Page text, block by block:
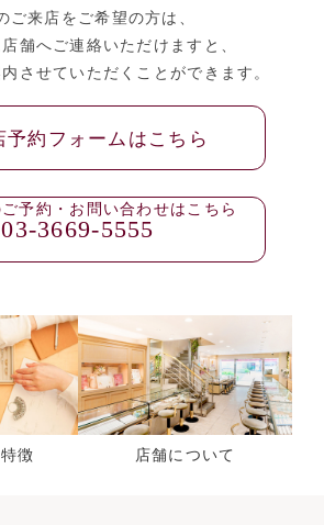
ご来店をご希望の方は、
舗へご連絡いただけますと、
させていただくことができます。
予約フォームはこちら
予約・お問い合わせはこちら
03-3669-5555
徴 店舗について